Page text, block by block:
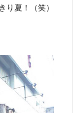
り夏！（笑）